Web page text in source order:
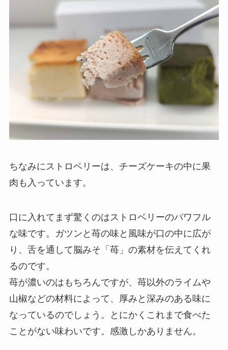
ちなみにストロベリーは、チーズケーキの中に果
肉も入っています。
口に入れてまず驚くのはストロベリーのパワフル
な味です。ガツンと苺の味と風味が口の中に広が
り、舌を通して脳みそ「苺」の素材を伝えてくれ
るのです。
苺が濃いのはもちろんですが、苺以外のライムや
山椒などの材料によって、厚みと深みのある味に
なっているのでしょう。とにかくこれまで食べた
ことがない味わいです。感激しかありません。